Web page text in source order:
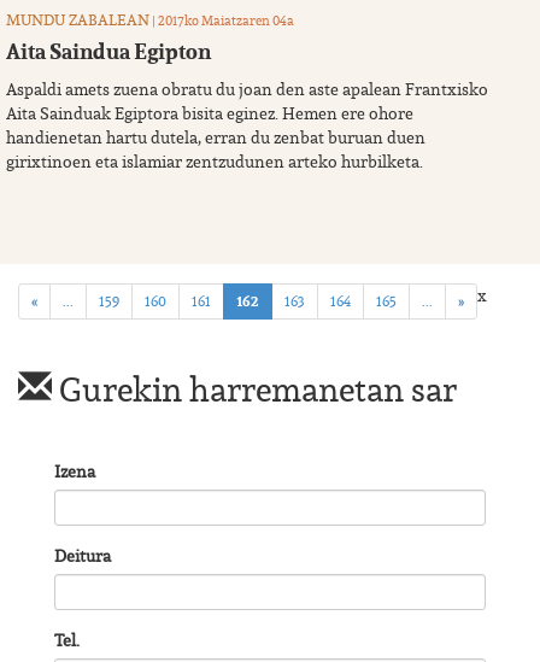
MUNDU ZABALEAN | 2017ko Maiatzaren 04a
Aita Saindua Egipton
Aspaldi amets zuena obratu du joan den aste apalean Frantxisko
Aita Sainduak Egiptora bisita eginez. Hemen ere ohore
handienetan hartu dutela, erran du zenbat buruan duen
girixtinoen eta islamiar zentzudunen arteko hurbilketa.
« 159 160 161 162(current)
163 164 165 x
»
Gurekin harremanetan sar
Izena
Deitura
Tel.